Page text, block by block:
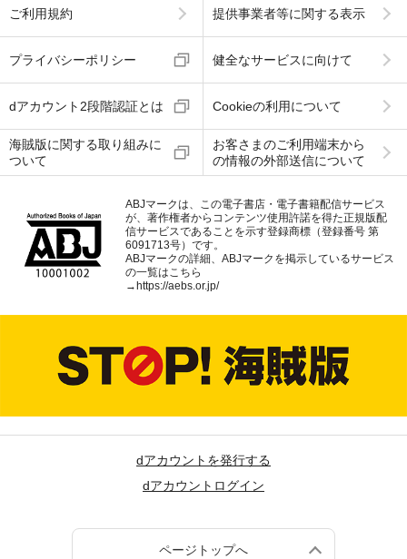
ご利用規約 提供事業者等に関する表示
プライバシーポリシー 健全なサービスに向けて
dアカウント2段階認証とは Cookieの利用について
海賊版に関する取り組みに
ついて
お客さまのご利用端末から
の情報の外部送信について
ABJマークは、この電子書店・電子書籍配信サービス
が、著作権者からコンテンツ使用許諾を得た正規版配
信サービスであることを示す登録商標（登録番号 第
6091713号）です。
ABJマークの詳細、ABJマークを掲示しているサービス
の一覧はこちら
→ https://aebs.or.jp/
dアカウントを発行する
dアカウントログイン
ページトップへ